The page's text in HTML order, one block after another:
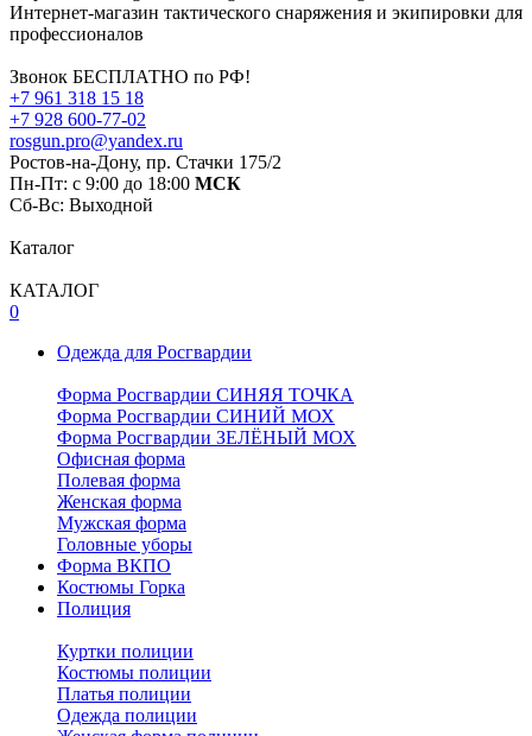
Интернет-магазин тактического снаряжения и экипировки для
профессионалов
Звонок БЕСПЛАТНО по РФ!
+7 961 318 15 18
+7 928 600-77-02
rosgun.pro@yandex.ru
Ростов-на-Дону, пр. Стачки 175/2
Пн-Пт: с 9:00 до 18:00 МСК
Cб-Вс: Выходной
Каталог
КАТАЛОГ
0
Одежда для Росгвардии
Форма Росгвардии СИНЯЯ ТОЧКА
Форма Росгвардии СИНИЙ МОХ
Форма Росгвардии ЗЕЛЁНЫЙ МОХ
Офисная форма
Полевая форма
Женская форма
Мужская форма
Головные уборы
Форма ВКПО
Костюмы Горка
Полиция
Куртки полиции
Костюмы полиции
Платья полиции
Одежда полиции